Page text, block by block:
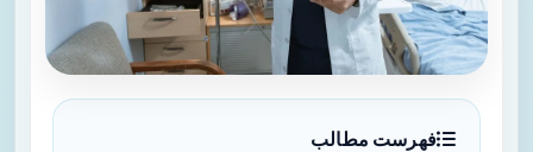
فهرست مطالب